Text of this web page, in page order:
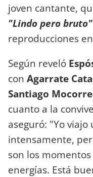
joven cantante,
"Lindo pero bruto"
reproducciones
Según reveló
con Agarrate
Santiago
cuanto a la
aseguró: "Yo
intensamente,
son los
energías. Está